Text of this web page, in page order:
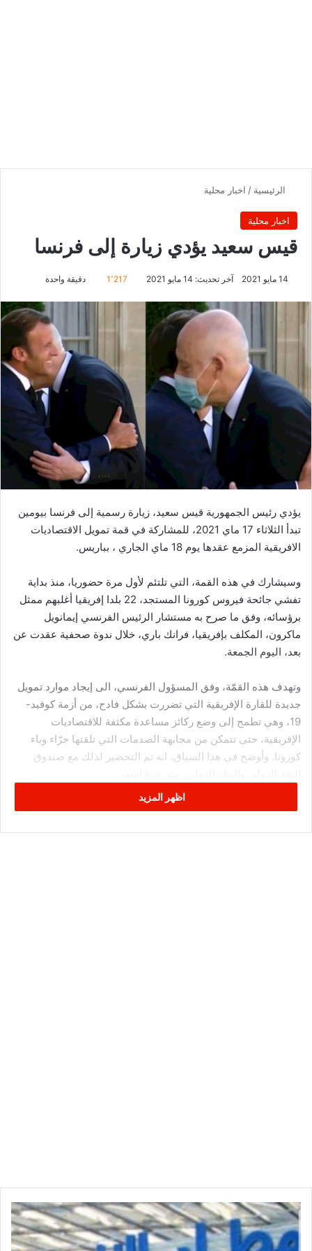
الرئيسية / اخبار محلية
اخبار محلية
قيس سعيد يؤدي زيارة إلى فرنسا
14 مايو 2021 آخر تحديث: 14 مايو 2021 1٬217 دقيقة واحدة
يؤدي رئيس الجمهورية قيس سعيد، زيارة رسمية إلى فرنسا بيومين
تبدأ الثلاثاء 17 ماي 2021، للمشاركة في قمة تمويل الاقتصاديات
الافريقية المزمع عقدها يوم 18 ماي الجاري ، بباريس.
وسيشارك في هذه القمة، التي تلتئم لأول مرة حضوريا، منذ بداية
تفشي جائحة فيروس كورونا المستجد، 22 بلدا إفريقيا أغلبهم ممثل
برؤسائه، وفق ما صرح به مستشار الرئيس الفرنسي إيمانويل
ماكرون، المكلف بإفريقيا، فرانك باري، خلال ندوة صحفية عقدت عن
بعد، اليوم الجمعة.
وتهدف هذه القمّة، وفق المسؤول الفرنسي، الى إيجاد موارد تمويل
جديدة للقارة الإفريقية التي تضررت بشكل فادح، من أزمة كوفيد-
19، وهي تطمح إلى وضع ركائز مساعدة مكثفة للاقتصاديات
الإفريقية، حتى تتمكن من مجابهة الصدمات التي تلقتها جرّاء وباء
كورونا. وأوضح في هذا السياق، انه تم التحضير لذلك مع صندوق
وقال: “حاليا، نحن قريبون من اتفاق مع صندوق النقد الدولي لوضع
اظهر المزيد
و
ص